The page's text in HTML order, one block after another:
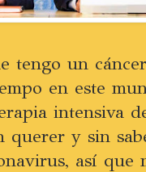
tengo un
en este
intensiva
querer y sin
así que